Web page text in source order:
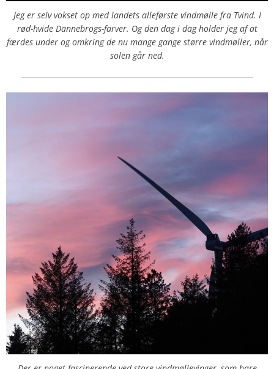
Jeg er selv vokset op med landets alleførste vindmølle fra Tvind. I
rød-hvide Dannebrogs-farver. Og den dag i dag holder jeg af at
færdes under og omkring de nu mange gange større vindmøller, når
solen går ned.